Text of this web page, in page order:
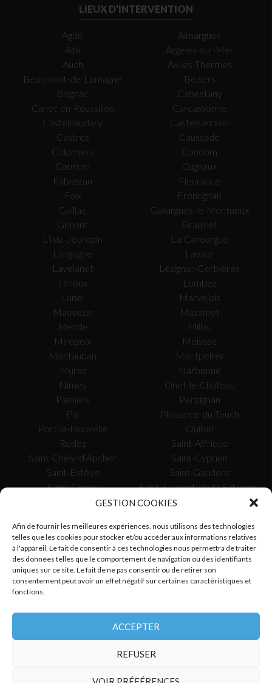
GESTION COOKIES
Afin de fournir les meilleures expériences, nous utilisons des technologies
telles que les cookies pour stocker et/ou accéder aux informations relatives
à l'appareil. Le fait de consentir à ces technologies nous permettra de traiter
des données telles que le comportement de navigation ou des identifiants
uniques sur ce site. Le fait de ne pas consentir ou de retirer son
consentement peut avoir un effet négatif sur certaines caractéristiques et
fonctions.
ACCEPTER
REFUSER
LIEUX D'INTERVENTION
Agde
Aimargues
Albi
Argelès-sur-Mer
Auch
Ax-les-Thermes
Beaumont-de-Lomagne
Béziers
Blagnac
Cabestany
Canet-en-Roussillon
Carcassonne
Castelnaudary
Castelsarrasin
Castres
Caussade
Colomiers
Condom
Coursan
Cugnaux
Fabrezan
Fleurance
Foix
Frontignan
Gaillac
Gallargues-le-Montueux
Gimont
Graulhet
L’Isle-Jourdain
La Canourgue
Langogne
Lavaur
Lavelanet
Lézignan-Corbières
Limoux
Lombez
Lunel
Marvejols
Mauvezin
Mazamet
Mende
Millau
Mirepoix
Moissac
Montauban
Montpellier
Muret
Narbonne
Nîmes
Onet-le-Château
Pamiers
Perpignan
Pia
Plaisance-du-Touch
Port-la-Nouvelle
Quillan
Rodez
Saint-Affrique
Saint-Chély-d’Apcher
Saint-Cyprien
Saint-Estève
Saint-Gaudens
Saint-Girons
Saint-Laurent-de-la-Salanque
Toulouse
Tournefeuille
Uzès
Valence-d’Agen
Vauvert
Verdun-sur-Garonne
Vergèze
Villefranche-de-Rouergue
SUIVEZ-NOUS